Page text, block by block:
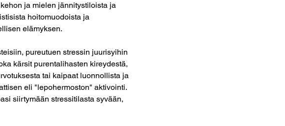
ja mielen jännitystiloista ja
hoitomuodoista ja
elämyksen.
pureutuen stressin juurisyihin
kärsit purentalihasten kireydestä,
tai kaipaat luonnollista ja
eli "lepohermoston" aktivointi.
siirtymään stressitilasta syvään,